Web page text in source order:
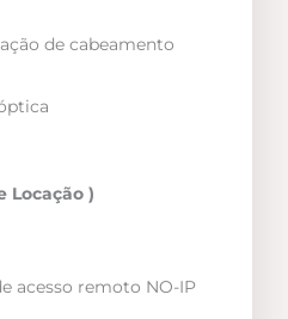
de cabeamento
Locação )
acesso remoto NO-IP